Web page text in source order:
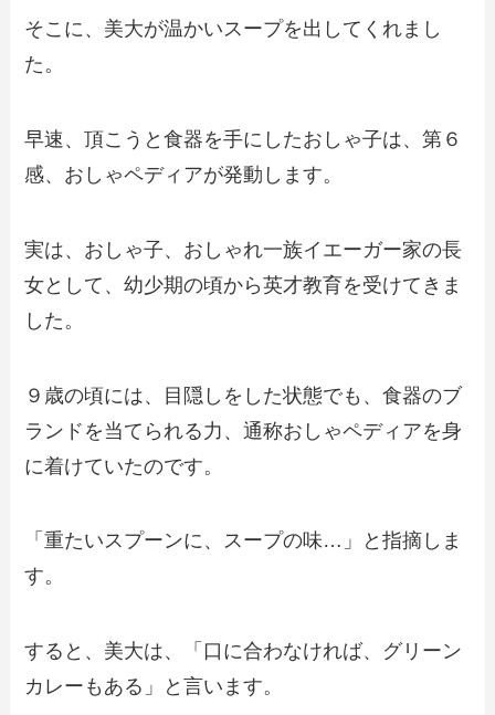
そこに、美大が温かいスープを出してくれまし
た。
早速、頂こうと食器を手にしたおしゃ子は、第６
感、おしゃペディアが発動します。
実は、おしゃ子、おしゃれ一族イエーガー家の長
女として、幼少期の頃から英才教育を受けてきま
した。
９歳の頃には、目隠しをした状態でも、食器のブ
ランドを当てられる力、通称おしゃペディアを身
に着けていたのです。
「重たいスプーンに、スープの味…」と指摘しま
す。
すると、美大は、「口に合わなければ、グリーン
カレーもある」と言います。